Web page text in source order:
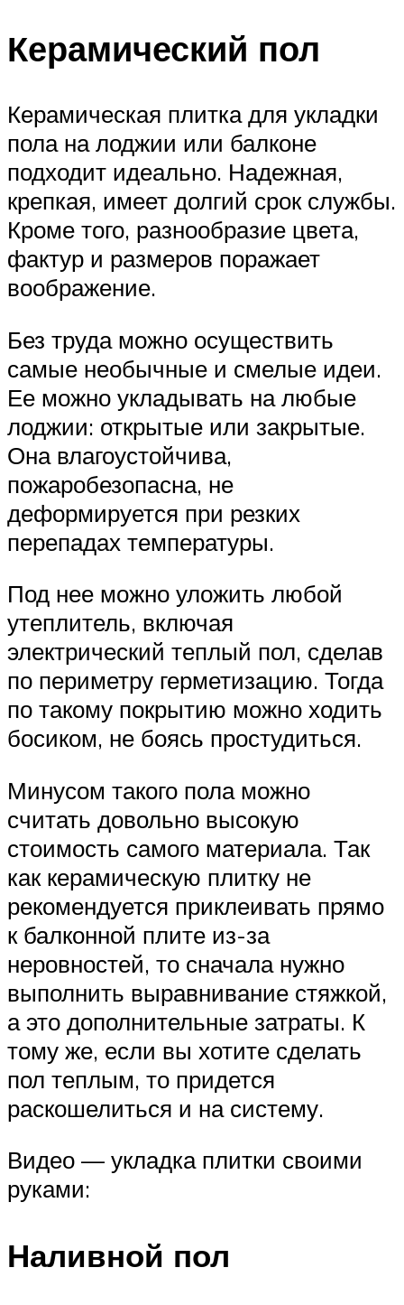
Керамический пол
Керамическая плитка для укладки
пола на лоджии или балконе
подходит идеально. Надежная,
крепкая, имеет долгий срок службы.
Кроме того, разнообразие цвета,
фактур и размеров поражает
воображение.
Без труда можно осуществить
самые необычные и смелые идеи.
Ее можно укладывать на любые
лоджии: открытые или закрытые.
Она влагоустойчива,
пожаробезопасна, не
деформируется при резких
перепадах температуры.
Под нее можно уложить любой
утеплитель, включая
электрический теплый пол, сделав
по периметру герметизацию. Тогда
по такому покрытию можно ходить
босиком, не боясь простудиться.
Минусом такого пола можно
считать довольно высокую
стоимость самого материала. Так
как керамическую плитку не
рекомендуется приклеивать прямо
к балконной плите из-за
неровностей, то сначала нужно
выполнить выравнивание стяжкой,
а это дополнительные затраты. К
тому же, если вы хотите сделать
пол теплым, то придется
раскошелиться и на систему.
Видео — укладка плитки своими
руками:
Наливной пол